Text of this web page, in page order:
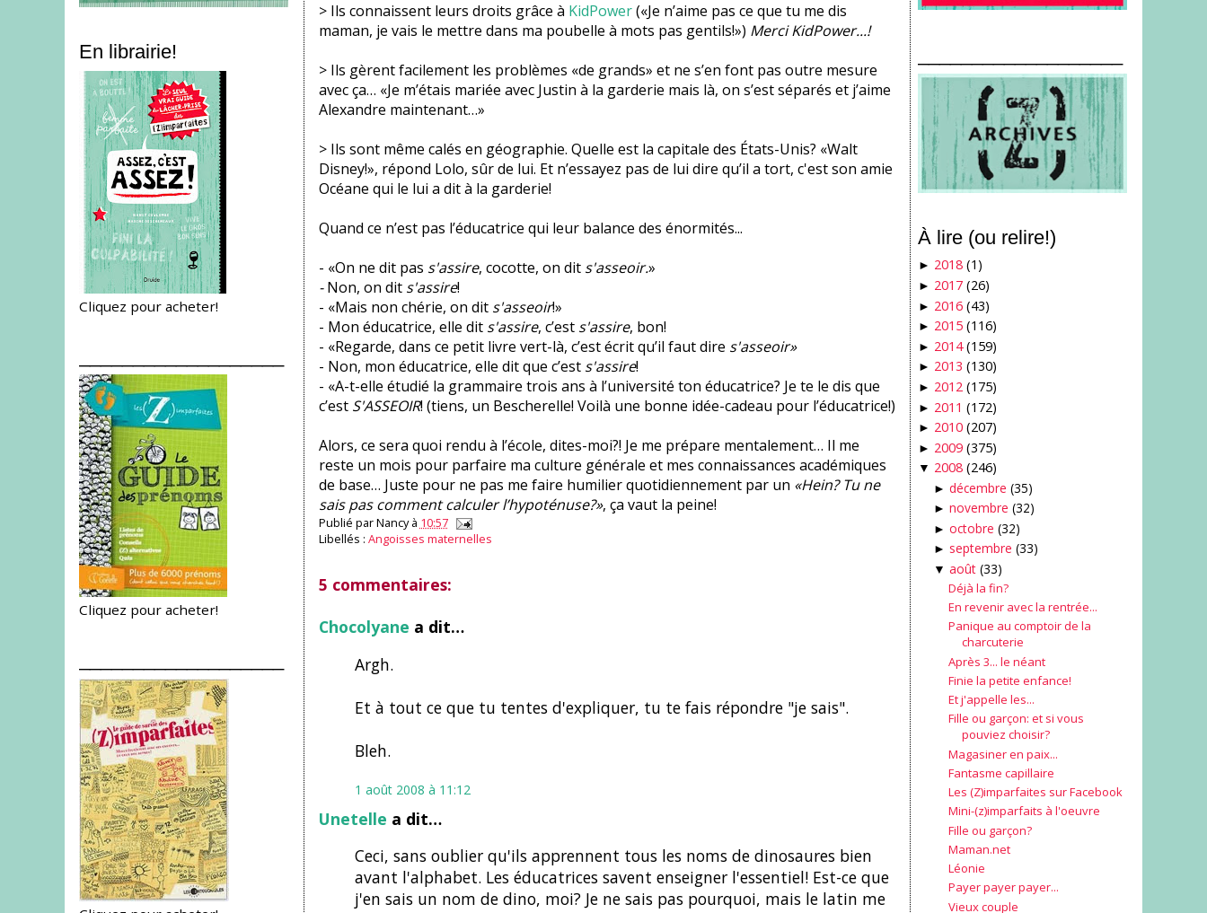
En librairie!
Cliquez pour acheter!
Cliquez pour acheter!
> Ils connaissent leurs droits grâce à KidPower(«Je n’aime pas ce que tu me dis
maman, je vais le mettre dans ma poubelle à mots pas gentils!») Merci KidPower...!
> Ils gèrent facilement les problèmes «de grands» et ne s’en font pas outre mesure
avec ça… «Je m’étais mariée avec Justin à la garderie mais là, on s’est séparés et j’aime
Alexandre maintenant…»
> Ils sont même calés en géographie. Quelle est la capitale des États-Unis? «Walt
Disney!», répond Lolo, sûr de lui. Et n’essayez pas de lui dire qu’il a tort, c'est son amie
Océane qui le lui a dit à la garderie!
Quand ce n’est pas l’éducatrice qui leur balance des énormités...
- «On ne dit pas s'assire, cocotte, on dits'asseoir.»
-Non, on dit s'assire!
- «Mais non chérie, on dit s'asseoir!»
- Mon éducatrice, elle dit s'assire, c’est s'assire, bon!
- «Regarde, dans ce petit livre vert-là, c’est écrit qu’il faut dire s'asseoir»
- Non, mon éducatrice, elle dit que c’est s'assire!
- «A-t-elle étudié la grammaire trois ans à l’université ton éducatrice? Je te le dis que
c’est S'ASSEOIR! (tiens, un Bescherelle! Voilà une bonne idée-cadeau pour l’éducatrice!)
Alors, ce sera quoi rendu à l’école, dites-moi?! Je me prépare mentalement… Il me
reste un mois pour parfaire ma culture générale et mes connaissances académiques
de base… Juste pour ne pas me faire humilier quotidiennement par un «Hein? Tu ne
sais pas comment calculer l’hypoténuse?», ça vaut la peine!
Publié parNancy à 10:57
Libellés : Angoisses maternelles
5 commentaires:
Chocolyane a dit…
Argh.
Et à tout ce que tu tentes d'expliquer, tu te fais répondre "je sais".
Bleh.
1 août 2008 à 11:12
Unetelle a dit…
Ceci, sans oublier qu'ils apprennent tous les noms de dinosaures bien
avant l'alphabet. Les éducatrices savent enseigner l'essentiel! Est-ce que
j'en sais un nom de dino, moi? Je ne sais pas pourquoi, mais le latin me
À lire (ou relire!)
► 2018 (1)
► 2017 (26)
► 2016 (43)
► 2015 (116)
► 2014 (159)
► 2013 (130)
► 2012 (175)
► 2011 (172)
► 2010 (207)
► 2009 (375)
▼ 2008 (246)
► décembre (35)
► novembre (32)
► octobre (32)
► septembre (33)
▼ août (33)
Déjà la fin?
En revenir avec la rentrée...
Panique au comptoir de la
charcuterie
Après 3... le néant
Finie la petite enfance!
Et j'appelle les...
Fille ou garçon: et si vous
pouviez choisir?
Magasiner en paix...
Fantasme capillaire
Les (Z)imparfaites sur Facebook
Mini-(z)imparfaits à l'oeuvre
Fille ou garçon?
Maman.net
Léonie
Payer payer payer...
Vieux couple